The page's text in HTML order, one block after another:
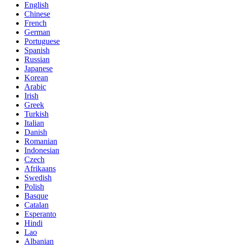
English
Chinese
French
German
Portuguese
Spanish
Russian
Japanese
Korean
Arabic
Irish
Greek
Turkish
Italian
Danish
Romanian
Indonesian
Czech
Afrikaans
Swedish
Polish
Basque
Catalan
Esperanto
Hindi
Lao
Albanian